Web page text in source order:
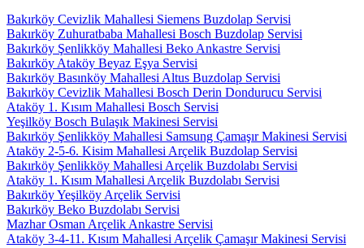
Bakırköy Cevizlik Mahallesi Siemens Buzdolap Servisi
Bakırköy Zuhuratbaba Mahallesi Bosch Buzdolap Servisi
Bakırköy Şenlikköy Mahallesi Beko Ankastre Servisi
Bakırköy Ataköy Beyaz Eşya Servisi
Bakırköy Basınköy Mahallesi Altus Buzdolap Servisi
Bakırköy Cevizlik Mahallesi Bosch Derin Dondurucu Servisi
Ataköy 1. Kısım Mahallesi Bosch Servisi
Yeşilköy Bosch Bulaşık Makinesi Servisi
Bakırköy Şenlikköy Mahallesi Samsung Çamaşır Makinesi Servisi
Ataköy 2-5-6. Kisim Mahallesi Arçelik Buzdolap Servisi
Bakırköy Şenlikköy Mahallesi Arçelik Buzdolabı Servisi
Ataköy 1. Kısım Mahallesi Arçelik Buzdolabı Servisi
Bakırköy Yeşilköy Arçelik Servisi
Bakırköy Beko Buzdolabı Servisi
Mazhar Osman Arçelik Ankastre Servisi
Ataköy 3-4-11. Kısım Mahallesi Arçelik Çamaşır Makinesi Servisi